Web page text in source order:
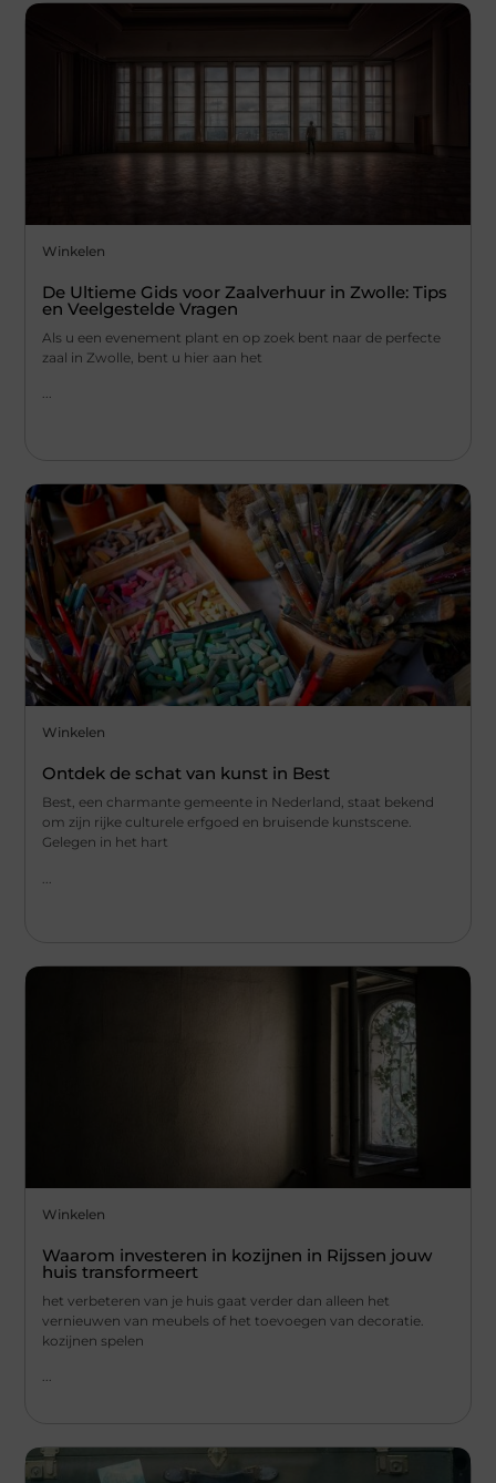
Winkelen
De Ultieme Gids voor Zaalverhuur in Zwolle: Tips
en Veelgestelde Vragen
Als u een evenement plant en op zoek bent naar de perfecte
zaal in Zwolle, bent u hier aan het
...
Winkelen
Ontdek de schat van kunst in Best
Best, een charmante gemeente in Nederland, staat bekend
om zijn rijke culturele erfgoed en bruisende kunstscene.
Gelegen in het hart
Winkelen
Waarom investeren in kozijnen in Rijssen jouw
huis transformeert
het verbeteren van je huis gaat verder dan alleen het
vernieuwen van meubels of het toevoegen van decoratie.
kozijnen spelen
...